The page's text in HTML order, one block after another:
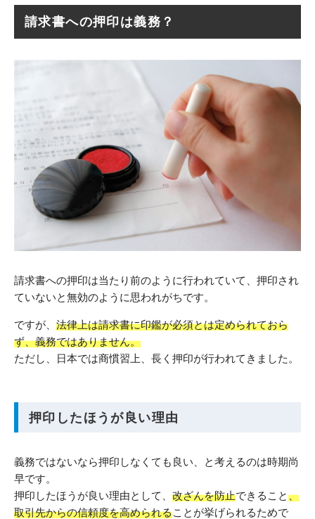
請求書への押印は義務？
請求書への押印は当たり前のように行われていて、押印され
ていないと無効のように思われがちです。
ですが、 法律上は請求書に印鑑が必須とは定められておら
ず、義務ではありません。
ただし、日本では商慣習上、長く押印が行われてきました。
押印したほうが良い理由
義務ではないなら押印しなくても良い、と考えるのは時期尚
早です。
押印したほうが良い理由として、 改ざんを防止できること、
取引先からの信頼度を高められることが挙げられるためで